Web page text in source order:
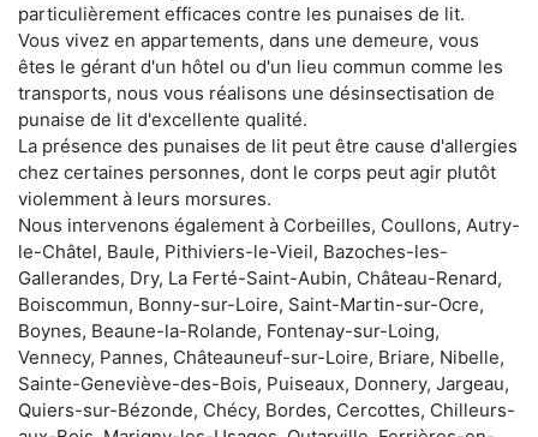
particulièrement efficaces contre les punaises de lit.
Vous vivez en appartements, dans une demeure, vous
êtes le gérant d'un hôtel ou d'un lieu commun comme les
transports, nous vous réalisons une désinsectisation de
punaise de lit d'excellente qualité.
La présence des punaises de lit peut être cause d'allergies
chez certaines personnes, dont le corps peut agir plutôt
violemment à leurs morsures.
Nous intervenons également à Corbeilles, Coullons, Autry-
le-Châtel, Baule, Pithiviers-le-Vieil, Bazoches-les-
Gallerandes, Dry, La Ferté-Saint-Aubin, Château-Renard,
Boiscommun, Bonny-sur-Loire, Saint-Martin-sur-Ocre,
Boynes, Beaune-la-Rolande, Fontenay-sur-Loing,
Vennecy, Pannes, Châteauneuf-sur-Loire, Briare, Nibelle,
Sainte-Geneviève-des-Bois, Puiseaux, Donnery, Jargeau,
Quiers-sur-Bézonde, Chécy, Bordes, Cercottes, Chilleurs-